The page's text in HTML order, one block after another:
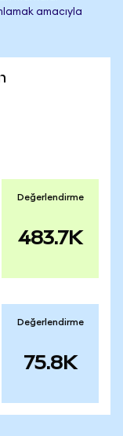
amacıyla
Değerlendirme
483.7K
Değerlendirme
75.8K